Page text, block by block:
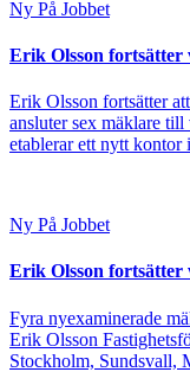
Ny På Jobbet
Erik Olsson
Erik Olsson fortsätter
ansluter sex mäklare till
etablerar ett nytt
Ny På Jobbet
Erik Olsson fortsätter
Fyra nyexaminerade
Erik Olsson
Stockholm, Sundsvall,